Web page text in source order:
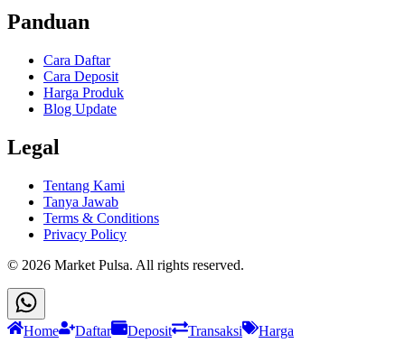
Panduan
Cara Daftar
Cara Deposit
Harga Produk
Blog Update
Legal
Tentang Kami
Tanya Jawab
Terms & Conditions
Privacy Policy
© 2026 Market Pulsa. All rights reserved.
Home Daftar Deposit Transaksi Harga